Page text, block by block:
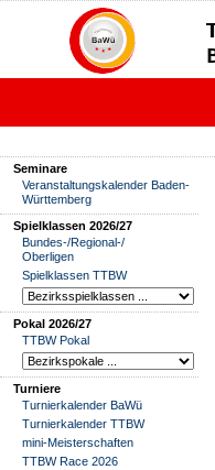
Seminare
Veranstaltungskalender Baden-
Württemberg
Spielklassen 2026/27
Bundes-/Regional-/
Oberligen
Spielklassen TTBW
Pokal 2026/27
TTBW Pokal
Turniere
Turnierkalender BaWü
Turnierkalender TTBW
mini-Meisterschaften
TTBW Race 2026